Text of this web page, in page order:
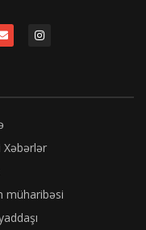
Xəbərlər
müharibəsi